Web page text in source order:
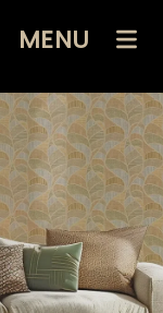
MENU